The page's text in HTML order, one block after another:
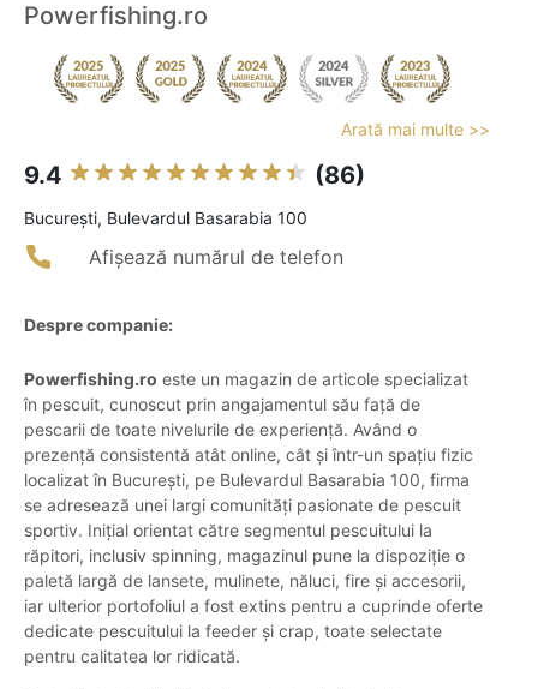
Powerfishing.ro
Arată mai multe >>
9.4 (86)
Bucureşti, Bulevardul Basarabia 100
Afișează numărul de telefon
Despre companie:
Powerfishing.ro este un magazin de articole specializat
în pescuit, cunoscut prin angajamentul său față de
pescarii de toate nivelurile de experiență. Având o
prezență consistentă atât online, cât și într-un spațiu fizic
localizat în București, pe Bulevardul Basarabia 100, firma
se adresează unei largi comunități pasionate de pescuit
sportiv. Inițial orientat către segmentul pescuitului la
răpitori, inclusiv spinning, magazinul pune la dispoziție o
paletă largă de lansete, mulinete, năluci, fire și accesorii,
iar ulterior portofoliul a fost extins pentru a cuprinde oferte
dedicate pescuitului la feeder și crap, toate selectate
pentru calitatea lor ridicată.